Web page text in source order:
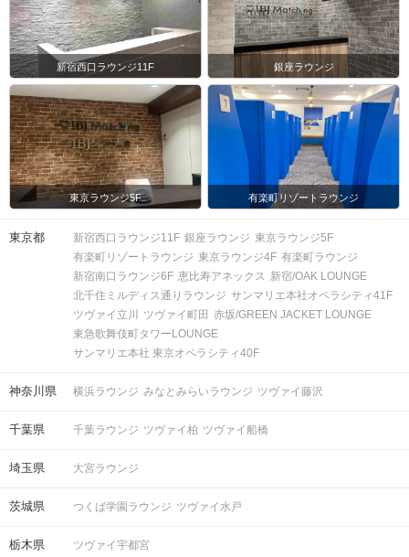
新宿西口ラウンジ11F 銀座ラウンジ
東京ラウンジ5F 有楽町リゾートラウンジ
東京都 新宿西口ラウンジ11F 銀座ラウンジ 東京ラウンジ5F
有楽町リゾートラウンジ 東京ラウンジ4F 有楽町ラウンジ
新宿南口ラウンジ6F 恵比寿アネックス 新宿/OAK LOUNGE
北千住ミルディス通りラウンジ サンマリエ本社オペラシティ41F
ツヴァイ立川
ツヴァイ町田 赤坂/GREEN JACKET LOUNGE
東急歌舞伎町タワーLOUNGE
サンマリエ本社 東京オペラシティ40F
神奈川県 横浜ラウンジ みなとみらいラウンジ ツヴァイ藤沢
千葉県 千葉ラウンジ ツヴァイ柏 ツヴァイ船橋
埼玉県 大宮ラウンジ
茨城県 つくば学園ラウンジ ツヴァイ水戸
栃木県 ツヴァイ宇都宮